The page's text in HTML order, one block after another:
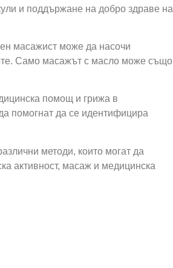
и поддържане на добро здраве на
масажист може да насочи
Само масажът с масло може също
помощ и грижа в
помогнат да се идентифицира
методи, които могат да
активност, масаж и медицинска